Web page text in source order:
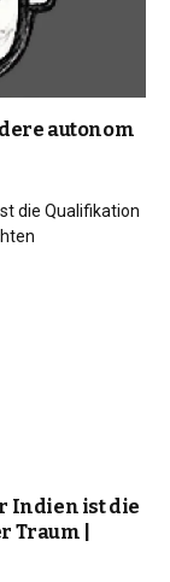
autonom
Indien ist die
|